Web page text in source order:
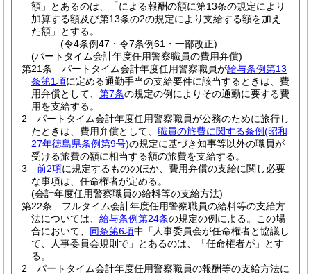
額」とあるのは、「による報酬の額に第13条の規定により
加算する額及び第13条の2の規定により支給する額を加え
た額」とする。
(令4条例47・令7条例61・一部改正)
(パートタイム会計年度任用警察職員の費用弁償)
第21条
パートタイム会計年度任用警察職員が給与条例第13
条第1項に定める通勤手当の支給要件に該当するときは、費
用弁償として、 第7条の規定の例によりその通勤に要する費
用を支給する。
2
パートタイム会計年度任用警察職員が公務のために旅行し
たときは、費用弁償として、 職員の旅費に関する条例(昭和
27年徳島県条例第9号)の規定に基づき知事等以外の職員が
受ける旅費の額に相当する額の旅費を支給する。
3
前2項に規定するもののほか、費用弁償の支給に関し必要
な事項は、任命権者が定める。
(会計年度任用警察職員の給料等の支給方法)
第22条
フルタイム会計年度任用警察職員の給料等の支給方
法については、 給与条例第24条の規定の例による。
この場
合において、 同条第6項中「人事委員会が任命権者と協議し
て、人事委員会規則で」とあるのは、「任命権者が」とす
る。
2
パートタイム会計年度任用警察職員の報酬等の支給方法に